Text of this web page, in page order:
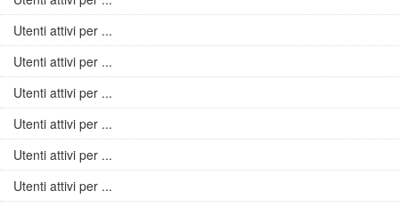
Utenti attivi per ...
Utenti attivi per ...
Utenti attivi per ...
Utenti attivi per ...
Utenti attivi per ...
Utenti attivi per ...